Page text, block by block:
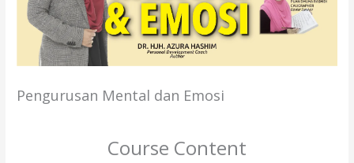
Pengurusan Mental dan Emosi
Course Content